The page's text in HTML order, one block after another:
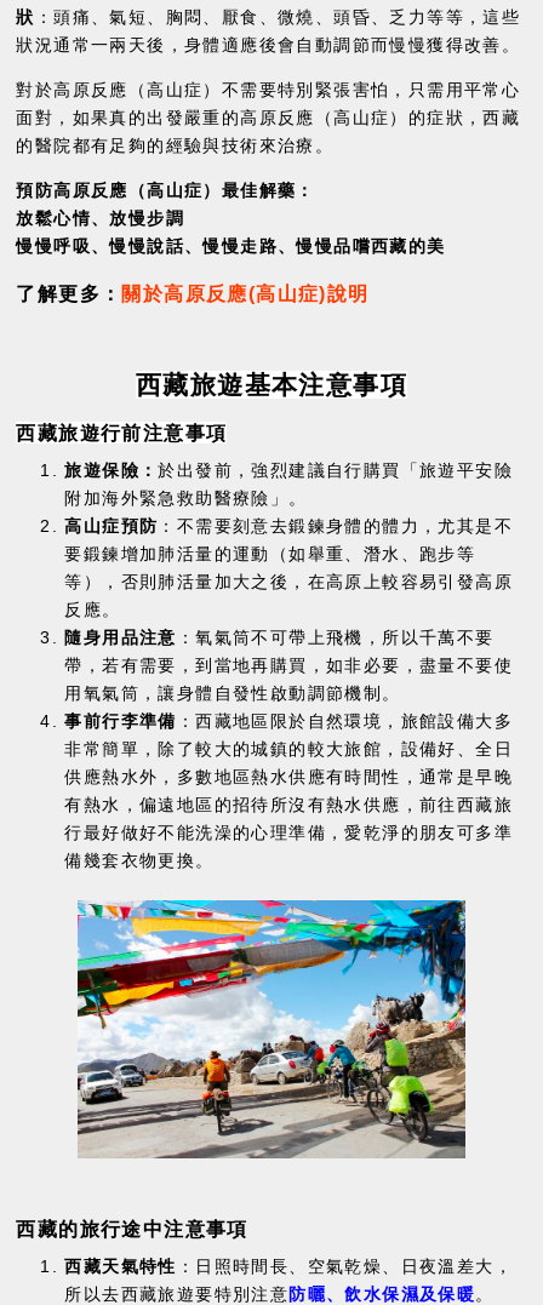
狀 ：頭痛、氣短、胸悶、厭食、微燒、頭昏、乏力等等，這些
狀況通常一兩天後，身體適應後會自動調節而慢慢獲得改善。
對於高原反應（高山症）不需要特別緊張害怕，只需用平常心
面對，如果真的出發嚴重的高原反應（高山症）的症狀，西藏
的醫院都有足夠的經驗與技術來治療。
預防高原反應（高山症）最佳解藥：
放鬆心情、放慢步調
慢慢呼吸、慢慢說話、慢慢走路、慢慢品嚐西藏的美
了解更多： 關於高原反應(高山症)說明
西藏旅遊基本注意事項
西藏旅遊行前注意事項
旅遊保險：於出發前，強烈建議自行購買「旅遊平安險
附加海外緊急救助醫療險」。
高山症預防 ：不需要刻意去鍛鍊身體的體力，尤其是不
要鍛鍊增加肺活量的運動（如舉重、潛水、跑步等
等），否則肺活量加大之後，在高原上較容易引發高原
反應。
隨身用品注意 ：氧氣筒不可帶上飛機，所以千萬不要
帶，若有需要，到當地再購買，如非必要，盡量不要使
用氧氣筒，讓身體自發性啟動調節機制。
事前行李準備 ：西藏地區限於自然環境，旅館設備大多
非常簡單，除了較大的城鎮的較大旅館，設備好、全日
供應熱水外，多數地區熱水供應有時間性，通常是早晚
有熱水，偏遠地區的招待所沒有熱水供應，前往西藏旅
行最好做好不能洗澡的心理準備，愛乾淨的朋友可多準
備幾套衣物更換。
西藏的旅行途中注意事項
西藏天氣特性 ：日照時間長、空氣乾燥、日夜溫差大，
所以去西藏旅遊要特別注意防曬、飲水保濕及保暖。